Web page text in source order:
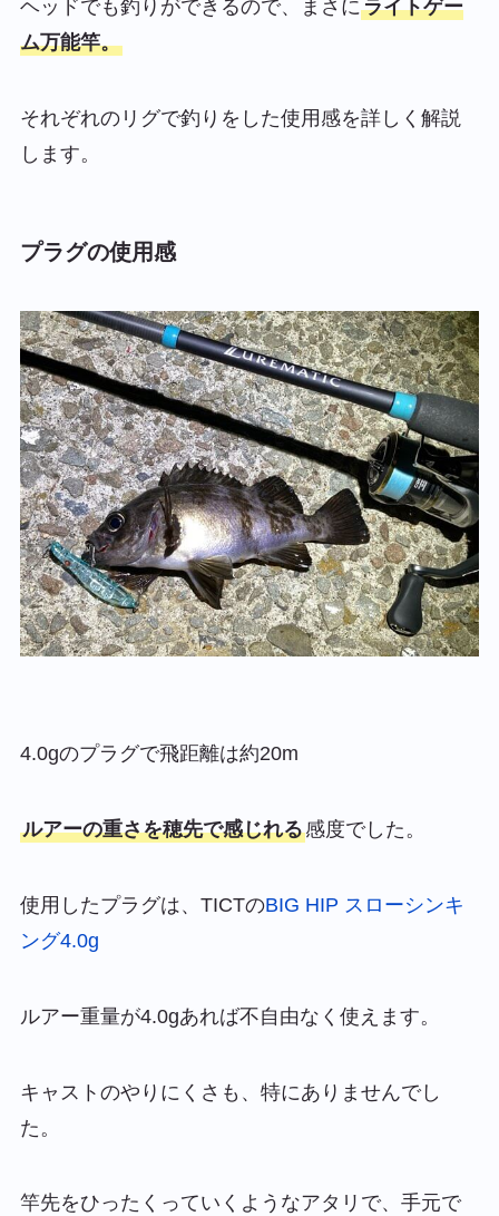
ヘッドでも釣りができるので、まさにライトゲー
ム万能竿。
それぞれのリグで釣りをした使用感を詳しく解説
します。
プラグの使用感
4.0gのプラグで飛距離は約20m
ルアーの重さを穂先で感じれる感度でした。
使用したプラグは、TICTのBIG HIP スローシンキ
ング4.0g
ルアー重量が4.0gあれば不自由なく使えます。
キャストのやりにくさも、特にありませんでし
た。
竿先をひったくっていくようなアタリで、手元で